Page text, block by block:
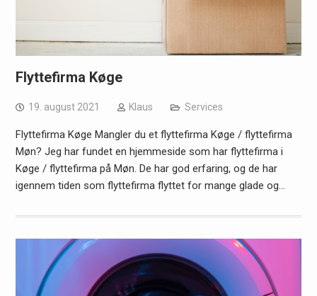
Flyttefirma Køge
19. august 2021 Klaus Services
Flyttefirma Køge Mangler du et flyttefirma Køge / flyttefirma
Møn? Jeg har fundet en hjemmeside som har flyttefirma i
Køge / flyttefirma på Møn. De har god erfaring, og de har
igennem tiden som flyttefirma flyttet for mange glade og…